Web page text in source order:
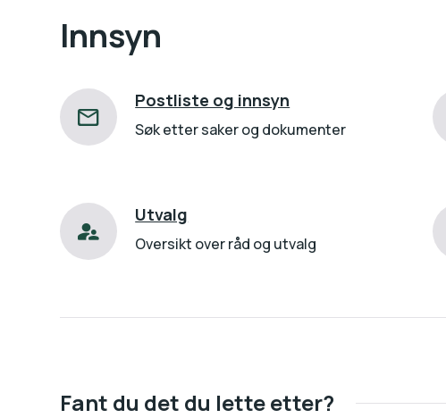
Innsyn
Postliste og innsyn
Søk etter saker og dokumenter
Utvalg
Oversikt over råd og utvalg
Fant du det du lette etter?